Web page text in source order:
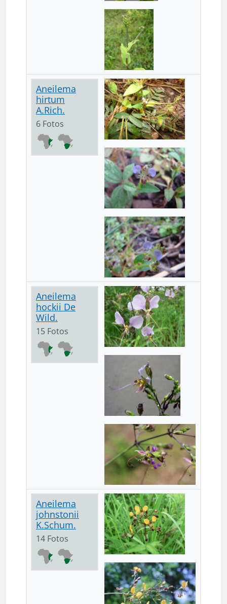
Aneilema
hirtum
A.Rich.
6 Fotos
Aneilema
hockii De
Wild.
15 Fotos
Aneilema
johnstonii
K.Schum.
14 Fotos